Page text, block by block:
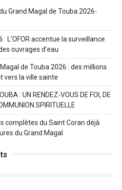
Grand Magal de Touba 2026-
L’OFOR accentue la surveillance
ouvrages d’eau
de Touba 2026 : des millions
vers la ville sainte
: UN RENDEZ-VOUS DE FOI, DE
SPIRITUELLE
complètes du Saint Coran déjà
du Grand Magal